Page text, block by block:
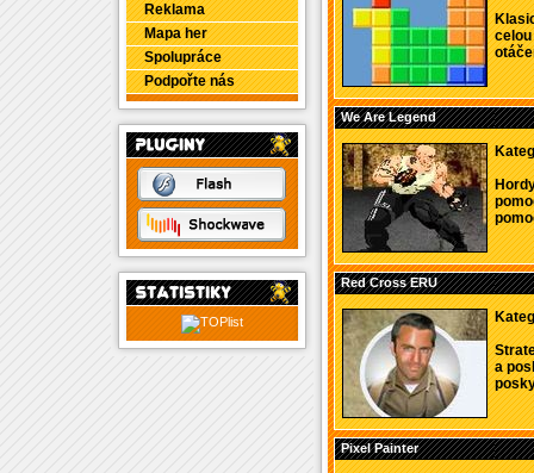
Reklama
Mapa her
Spolupráce
Podpořte nás
celou
We Are Legend
Red Cross ERU
a
Pixel Painter